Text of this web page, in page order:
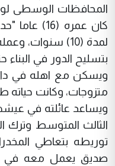
المحافظات الوسطى
كان عمره
لمدة (10)
بتسليح الدور في
ويسكن مع اهله في
متزوجات، وكانت حياته
ويساعد عائلته في
الثالث المتوسط وترك
صديق يعمل معه في